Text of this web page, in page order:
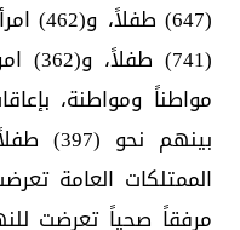
مواطناً ومواطنة،
بينهم
مرفقاً صحياً تعرضت